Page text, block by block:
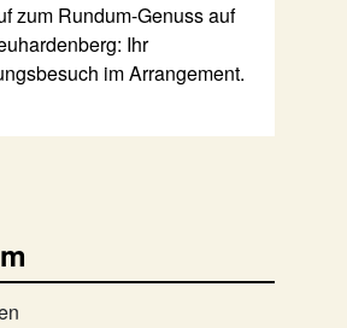
zum Rundum-Genuss auf
Ihr
im Arrangement.